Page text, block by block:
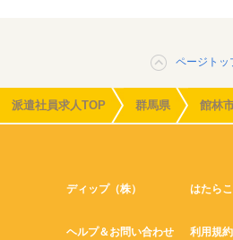
ページトッ
派遣社員求人TOP 群馬県 館林
ディップ（株） はたら
ヘルプ＆お問い合わせ 利用規約